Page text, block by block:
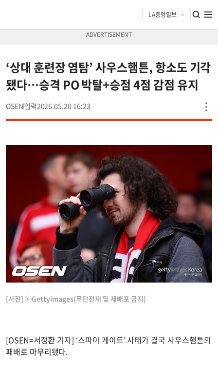
‘상대 훈련장 염탐’ 사우스햄튼, 항소도 기각
됐다…승격 PO 박탈+승점 4점 감점 유지
OSEN 2026.05.20 16:23
[사진] ⓒGettyimages(무단전재 및 재배포 금지)
[OSEN=서정환 기자] ‘스파이 게이트’ 사태가 결국 사우스햄튼의
패배로 마무리됐다.